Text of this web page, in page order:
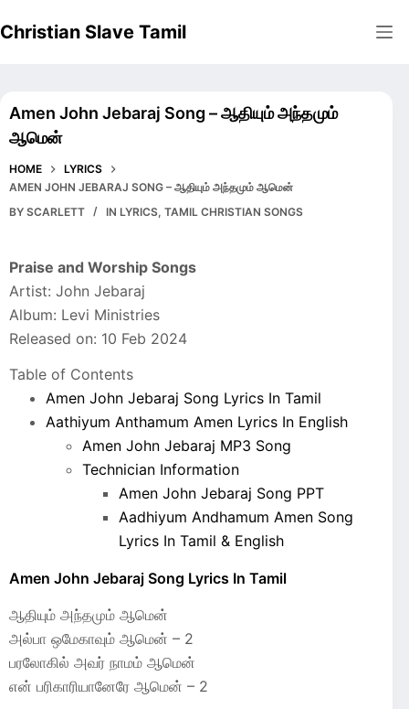
to
Christian Slave Tamil
Amen John Jebaraj Song – ஆதியும் அந்தமும்
ஆமென்
HOME
LYRICS
AMEN JOHN JEBARAJ SONG – ஆதியும் அந்தமும் ஆமென்
BY SCARLETT IN LYRICS,TAMIL CHRISTIAN SONGS
Praise and Worship Songs
Artist: John Jebaraj
Album: Levi Ministries
Released on: 10 Feb 2024
Table of Contents
Amen John Jebaraj Song Lyrics In Tamil
Aathiyum Anthamum Amen Lyrics In English
Amen John Jebaraj MP3 Song
Technician Information
Amen John Jebaraj Song PPT
Aadhiyum Andhamum Amen Song
Lyrics In Tamil & English
Amen John Jebaraj Song Lyrics In Tamil
ஆதியும் அந்தமும் ஆமென்
அல்பா ஒமேகாவும் ஆமென் – 2
பரலோகில் அவர் நாமம் ஆமென்
என் பரிகாரியானேரே ஆமென் – 2